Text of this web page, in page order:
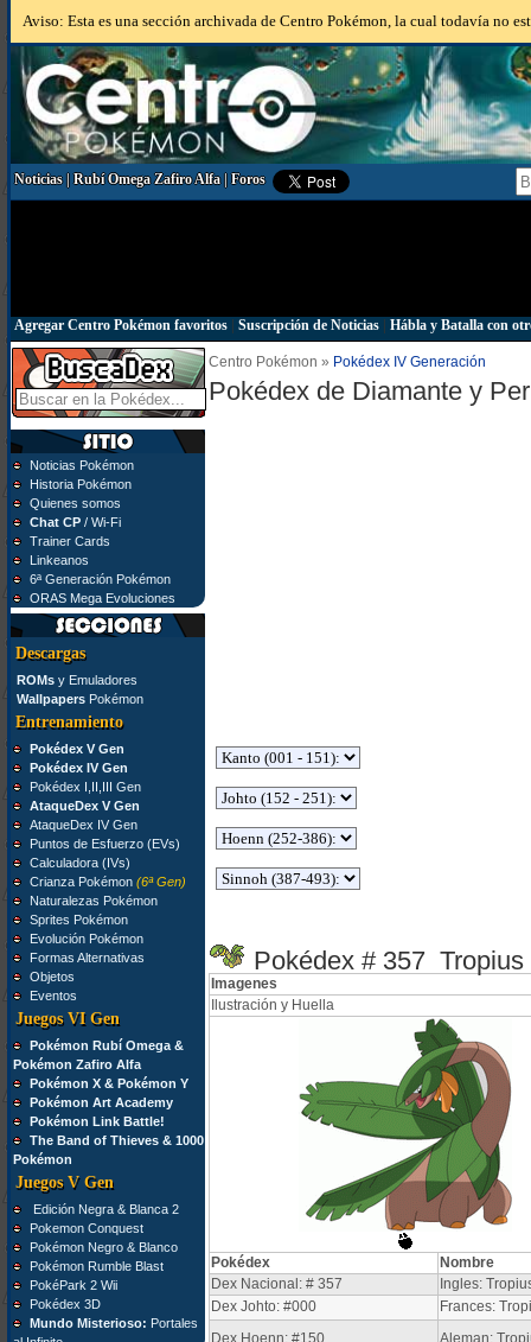
Aviso: Esta es una sección archivada de Centro Pokémon, la cual todavía no
Noticias|Rubí Omega Zafiro Alfa|Foros
Agregar Centro Pokémon favoritos| Suscripción de Noticias| Hábla y Batalla con
Noticias Pokémon
Historia Pokémon
Quienes somos
Chat CP/ Wi-Fi
Trainer Cards
Linkeanos
6ª Generación Pokémon
ORAS Mega Evoluciones
Descargas
ROMsy Emuladores
WallpapersPokémon
Entrenamiento
Pokédex V Gen
Pokédex IV Gen
Pokédex I,II,III Gen
AtaqueDex V Gen
AtaqueDex IV Gen
Puntos de Esfuerzo (EVs)
Calculadora (IVs)
Crianza Pokémon (6ª Gen)
Naturalezas Pokémon
Sprites Pokémon
Evolución Pokémon
Formas Alternativas
Objetos
Eventos
Juegos VI Gen
Pokémon Rubí Omega &
Pokémon Zafiro Alfa
Pokémon X & Pokémon Y
Pokémon Art Academy
Pokémon Link Battle!
The Band of Thieves & 1000
Pokémon
Juegos V Gen
Edición Negra & Blanca 2
Pokemon Conquest
Pokémon Negro & Blanco
Pokémon Rumble Blast
PokéPark 2 Wii
Pokédex 3D
Mundo Misterioso: Portales
Centro Pokémon » Pokédex IV Generación
Pokédex de Diamante y
Pokédex # 357 Tropius
Imagenes
Ilustración y Huella
Pokédex
Nombre
Dex Nacional: # 357
Ingles:
Dex Johto: #000
Frances:
Dex Hoenn: #150
Aleman: